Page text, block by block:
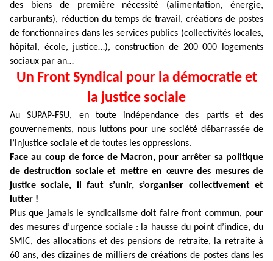
des biens de première nécessité (alimentation, énergie,
carburants), réduction du temps de travail, créations de postes
de fonctionnaires dans les services publics (collectivités locales,
hôpital, école, justice…), construction de 200 000 logements
sociaux par an…
Un Front Syndical pour la démocratie et
la justice sociale
Au SUPAP-FSU, en toute indépendance des partis et des
gouvernements, nous luttons pour une société débarrassée de
l’injustice sociale et de toutes les oppressions.
Face au coup de force de Macron, pour arrêter sa politique
de destruction sociale et mettre en œuvre des mesures de
justice sociale, il faut s’unir, s’organiser collectivement et
lutter !
Plus que jamais le syndicalisme doit faire front commun, pour
des mesures d’urgence sociale : la hausse du point d’indice, du
SMIC, des allocations et des pensions de retraite, la retraite à
60 ans, des dizaines de milliers de créations de postes dans les